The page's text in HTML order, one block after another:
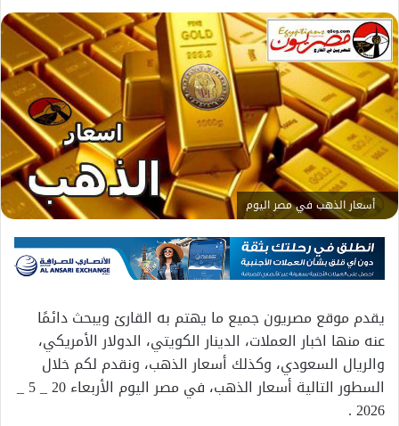
أسعار الذهب في مصر اليوم
يقدم موقع مصريون جميع ما يهتم به القارئ ويبحث دائمًا
عنه منها اخبار العملات، الدينار الكويتي، الدولار الأمريكي،
والريال السعودي، وكذلك أسعار الذهب، ونقدم لكم خلال
السطور التالية أسعار الذهب، في مصر اليوم الأربعاء 20 _ 5 _
2026 .